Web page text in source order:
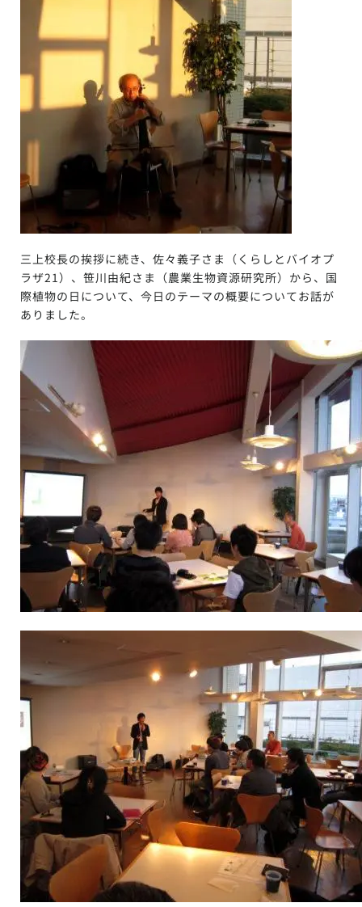
三上校長の挨拶に続き、佐々義子さま（くらしとバイオプ
ラザ21）、笹川由紀さま（農業生物資源研究所）から、国
際植物の日について、今日のテーマの概要についてお話が
ありました。